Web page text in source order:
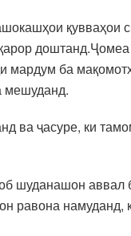
қувваҳои
ба
мешуданд.
ва ҷасуре, ки
шуданашон
равона